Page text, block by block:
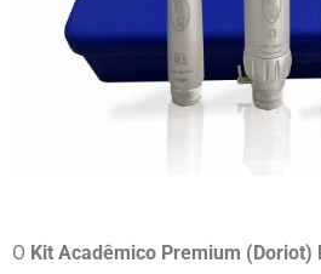
O Kit Acadêmico Premium (Doriot)